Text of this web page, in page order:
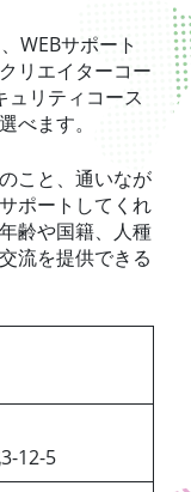
WEBサポート
リエイターコー
ュリティコース
べます。
こと、通いなが
ポートしてくれ
齢や国籍、人種
流を提供できる
12-5